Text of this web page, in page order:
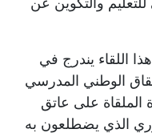
اللقاء يندرج في
الوطني المدرسي
الملقاة على عاتق
الذي يضطلعون به